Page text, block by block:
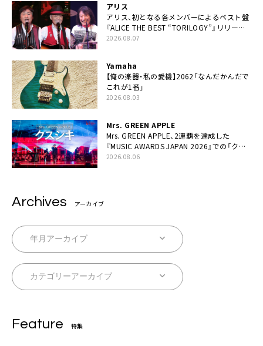
アリス
アリス、初となる各メンバーによるベスト盤
『ALICE THE BEST “TORILOGY”』リリース
決定
2026.08.07
Yamaha
【俺の楽器・私の愛機】2062「なんだかんだで
これが1番」
2026.08.03
Mrs. GREEN APPLE
Mrs. GREEN APPLE、2連覇を達成した
『MUSIC AWARDS JAPAN 2026』での「クス
シキ」ライブパフォーマンスをYouTube公開
2026.08.06
Archives アーカイブ
Feature 特集